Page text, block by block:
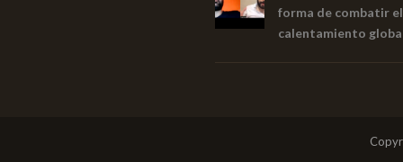
forma de combatir el
calentamiento